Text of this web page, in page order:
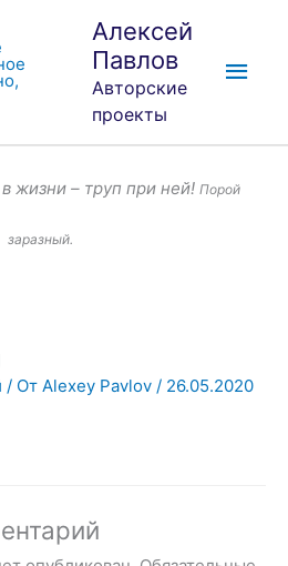
Алексей
Павлов
Авторские
проекты
жизни – труп при ней! Порой
заразный.
/ От Alexey Pavlov / 26.05.2020